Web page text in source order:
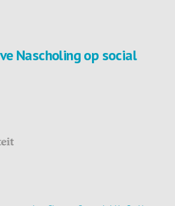
Nascholing op social